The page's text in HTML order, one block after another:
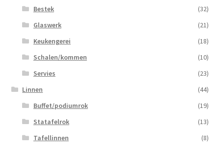
Bestek
(32)
Glaswerk
(21)
Keukengerei
(18)
Schalen/kommen
(10)
Servies
(23)
Linnen
(44)
Buffet/podiumrok
(19)
Statafelrok
(13)
Tafellinnen
(8)